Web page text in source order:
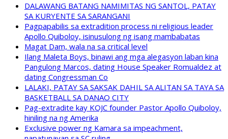
DALAWANG BATANG NAMIMITAS NG SANTOL, PATAY
SA KURYENTE SA SARANGANI
Pagpapabilis sa extradition process ni religious leader
Apollo Quiboloy, isinusulong ng isang mambabatas
Magat Dam, wala na sa critical level
Ilang Maleta Boys, binawi ang mga alegasyon laban kina
Pangulong Marcos, dating House Speaker Romualdez at
dating Congressman Co
LALAKI, PATAY SA SAKSAK DAHIL SA ALITAN SA TAYA SA
BASKETBALL SA DANAO CITY
Pag-extradite kay KOJC founder Pastor Apollo Quiboloy,
hiniling na ng Amerika
Exclusive power ng Kamara sa impeachment,